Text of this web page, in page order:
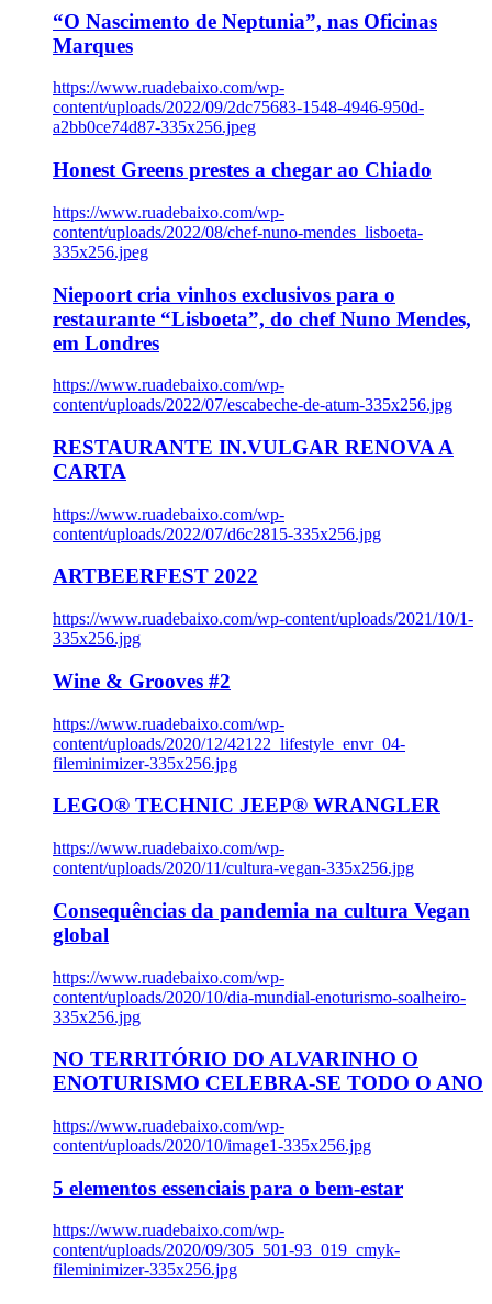
“O Nascimento de Neptunia”, nas Oficinas
Marques
https://www.ruadebaixo.com/wp-
content/uploads/2022/09/2dc75683-1548-4946-950d-
a2bb0ce74d87-335x256.jpeg
Honest Greens prestes a chegar ao Chiado
https://www.ruadebaixo.com/wp-
content/uploads/2022/08/chef-nuno-mendes_lisboeta-
335x256.jpeg
Niepoort cria vinhos exclusivos para o
restaurante “Lisboeta”, do chef Nuno Mendes,
em Londres
https://www.ruadebaixo.com/wp-
content/uploads/2022/07/escabeche-de-atum-335x256.jpg
RESTAURANTE IN.VULGAR RENOVA A
CARTA
https://www.ruadebaixo.com/wp-
content/uploads/2022/07/d6c2815-335x256.jpg
ARTBEERFEST 2022
https://www.ruadebaixo.com/wp-content/uploads/2021/10/1-
335x256.jpg
Wine & Grooves #2
https://www.ruadebaixo.com/wp-
content/uploads/2020/12/42122_lifestyle_envr_04-
fileminimizer-335x256.jpg
LEGO® TECHNIC JEEP® WRANGLER
https://www.ruadebaixo.com/wp-
content/uploads/2020/11/cultura-vegan-335x256.jpg
Consequências da pandemia na cultura Vegan
global
https://www.ruadebaixo.com/wp-
content/uploads/2020/10/dia-mundial-enoturismo-soalheiro-
335x256.jpg
NO TERRITÓRIO DO ALVARINHO O
ENOTURISMO CELEBRA-SE TODO O ANO
https://www.ruadebaixo.com/wp-
content/uploads/2020/10/image1-335x256.jpg
5 elementos essenciais para o bem-estar
https://www.ruadebaixo.com/wp-
content/uploads/2020/09/305_501-93_019_cmyk-
fileminimizer-335x256.jpg